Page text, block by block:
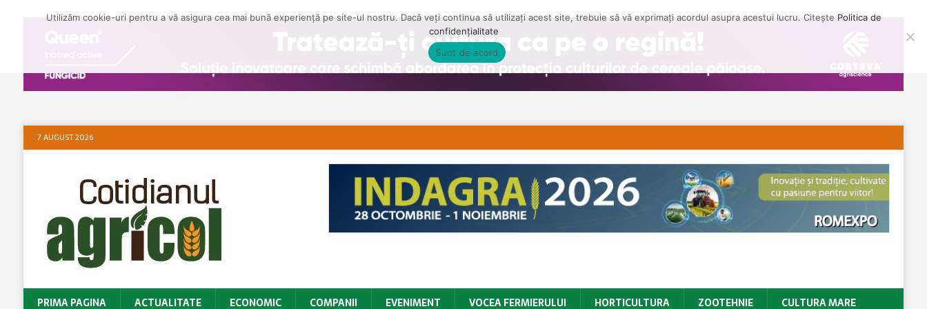
7 AUGUST 2026
PRIMA PAGINA ACTUALITATE ECONOMIC COMPANII EVENIMENT VOCEA FERMIERULUI HORTICULTURA ZOOTEHNIE
CULTURA MARE
Utilizăm cookie-uri pentru a vă asigura cea mai bună experiență pe site-ul nostru. Dacă veți continua să utilizați acest site, trebuie să vă exprimați acordul asupra acestui lucru. Citește Politica de
confidențialitate
Sunt de acord